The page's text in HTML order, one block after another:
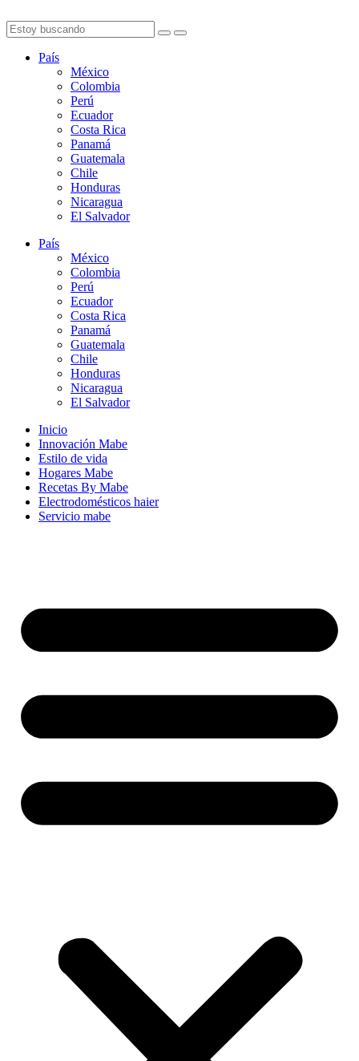
País
México
Colombia
Perú
Ecuador
Costa Rica
Panamá
Guatemala
Chile
Honduras
Nicaragua
El Salvador
País
México
Colombia
Perú
Ecuador
Costa Rica
Panamá
Guatemala
Chile
Honduras
Nicaragua
El Salvador
Inicio
Innovación Mabe
Estilo de vida
Hogares Mabe
Recetas By Mabe
Electrodomésticos haier
Servicio mabe